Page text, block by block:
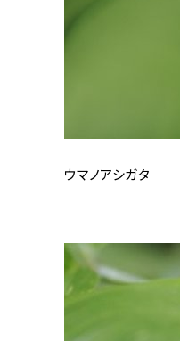
ウマノアシガタ